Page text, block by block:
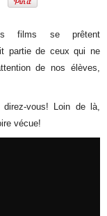
films se prêtent
partie de ceux qui ne
de nos élèves,
direz-vous! Loin de là,
vécue!